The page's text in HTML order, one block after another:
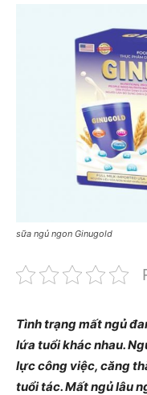
sữa ngủ ngon Ginugold
Tình trạng mất ngủ
lứa tuổi khác nhau.
lực công việc, căng
tuổi tác. Mất ngủ lâu